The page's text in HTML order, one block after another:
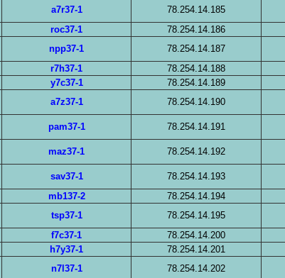
a7r37-1 78.254.14.185
roc37-1 78.254.14.186
npp37-1 78.254.14.187
r7h37-1 78.254.14.188
y7c37-1 78.254.14.189
a7z37-1 78.254.14.190
pam37-1 78.254.14.191
maz37-1 78.254.14.192
sav37-1 78.254.14.193
mb137-2 78.254.14.194
tsp37-1 78.254.14.195
f7c37-1 78.254.14.200
h7y37-1 78.254.14.201
n7l37-1 78.254.14.202